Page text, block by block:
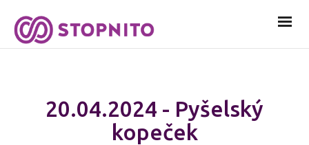
20.04.2024 - Pyšelský
kopeček